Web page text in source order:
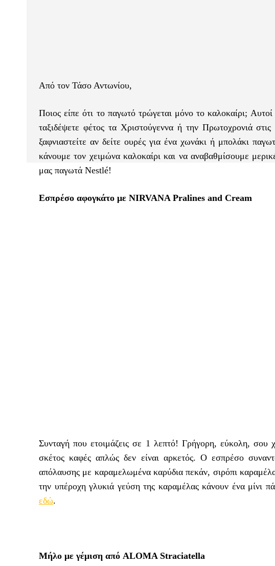
Από τον Τάσο Αντωνίου,
Ποιος είπε ότι το παγωτό τρώγεται μόνο το καλοκαίρι;
ταξιδέψετε φέτος τα Χριστούγεννα ή την Πρωτοχρονιά
ξαφνιαστείτε αν δείτε ουρές για ένα χωνάκι ή μπολάκι
κάνουμε τον χειμώνα καλοκαίρι και να αναβαθμίσουμε
μας παγωτά Nestlé!
Εσπρέσο αφογκάτο με NIRVANA Pralines and Cream
Συνταγή που ετοιμάζεις σε 1 λεπτό! Γρήγορη, εύκολη, σου
σκέτος καφές απλώς δεν είναι αρκετός. Ο εσπρέσο
απόλαυσης με καραμελωμένα καρύδια πεκάν, σιρόπι
την υπέροχη γλυκιά γεύση της καραμέλας κάνουν ένα μίνι
εδώ.
Μήλο με γέμιση από ALOMA Straciatella